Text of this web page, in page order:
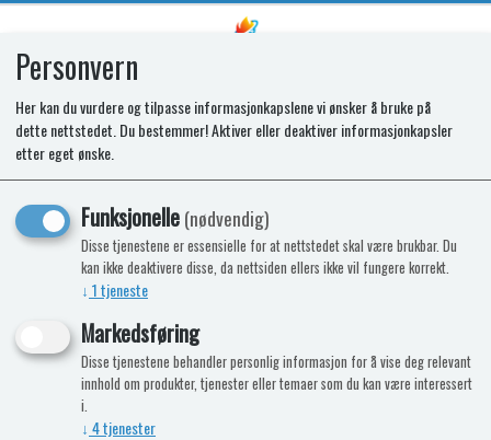
SR HOUSING FLAT N3080 BLACK
Personvern
Her kan du vurdere og tilpasse informasjonkapslene vi ønsker å bruke på
dette nettstedet. Du bestemmer! Aktiver eller deaktiver informasjonkapsler
etter eget ønske.
Funksjonelle(nødvendig)
Disse tjenestene er essensielle for at nettstedet skal være brukbar. Du
kan ikke deaktivere disse, da nettsiden ellers ikke vil fungere korrekt.
↓ 1tjeneste
Markedsføring
Disse tjenestene behandler personlig informasjon for å vise deg relevant
innhold om produkter, tjenester eller temaer som du kan være interessert
i.
↓ 4tjenester